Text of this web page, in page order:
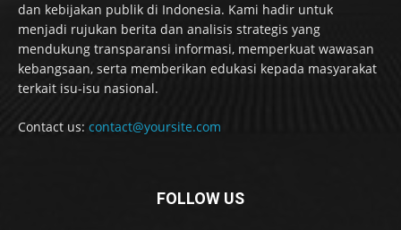
dan kebijakan publik di Indonesia. Kami hadir untuk
menjadi rujukan berita dan analisis strategis yang
mendukung transparansi informasi, memperkuat wawasan
kebangsaan, serta memberikan edukasi kepada masyarakat
terkait isu-isu nasional.
Contact us: contact@yoursite.com
FOLLOW US